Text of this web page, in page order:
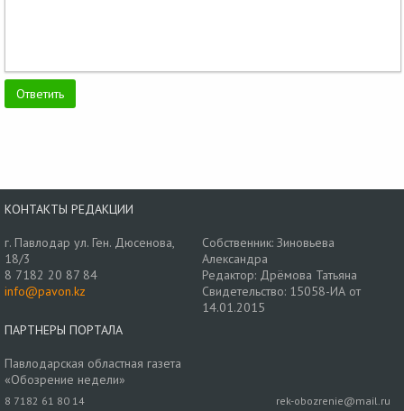
КОНТАКТЫ РЕДАКЦИИ
г. Павлодар ул. Ген. Дюсенова,
18/3
8 7182 20 87 84
info@pavon.kz
Собственник: Зиновьева
Александра
Редактор: Дрёмова Татьяна
Свидетельство: 15058-ИА от
14.01.2015
ПАРТНЕРЫ ПОРТАЛА
Павлодарская областная газета
«Обозрение недели»
8 7182 61 80 14 rek-obozrenie@mail.ru